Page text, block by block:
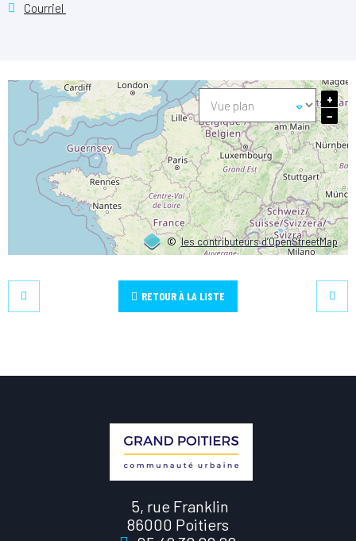
Courriel
©les contributeurs d’OpenStreetMap
+
−
RETOUR À LA LISTE
5, rue Franklin
86000 Poitiers